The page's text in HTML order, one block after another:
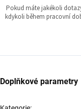
Pokud máte jakékoli
kdykoli během pracovní
Doplňkové parametry